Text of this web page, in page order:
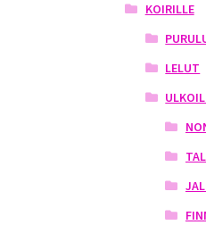
KOIRILLE
LELUT